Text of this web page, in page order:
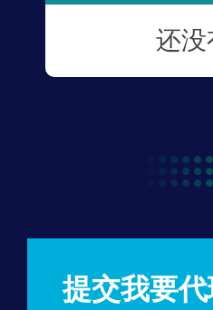
还没
提交我要